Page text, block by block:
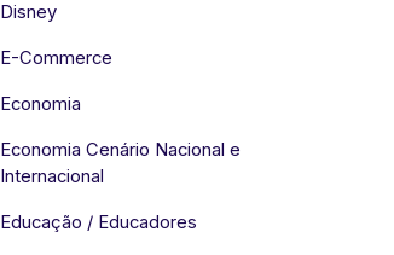
Disney
E-Commerce
Economia
Economia Cenário Nacional e
Internacional
Educação / Educadores